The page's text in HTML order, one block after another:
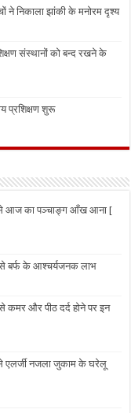
ने निकाला झांकी के मनोरम दृश्य
संस्थानों को बन्द रखने के
प्रशिक्षण शुरू
से आज का पञ्चाङ्ग आँख आना [
से बर्फ के आश्चर्यजनक लाभ
कमर और पीठ दर्द होने पर इन
से एलर्जी नजला जुकाम के घरेलू